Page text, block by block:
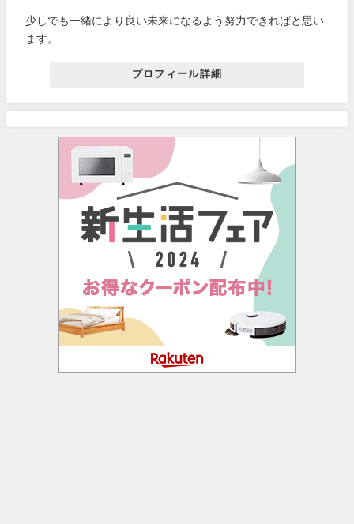
少しでも一緒により良い未来になるよう努力できればと思い
ます。
プロフィール詳細